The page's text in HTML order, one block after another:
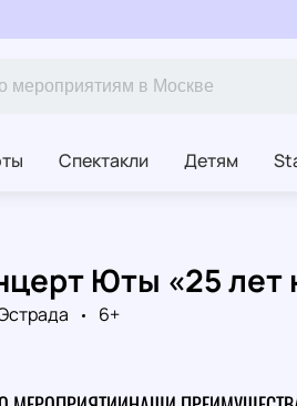
Спектакли Детям
Юты «25 лет
6+